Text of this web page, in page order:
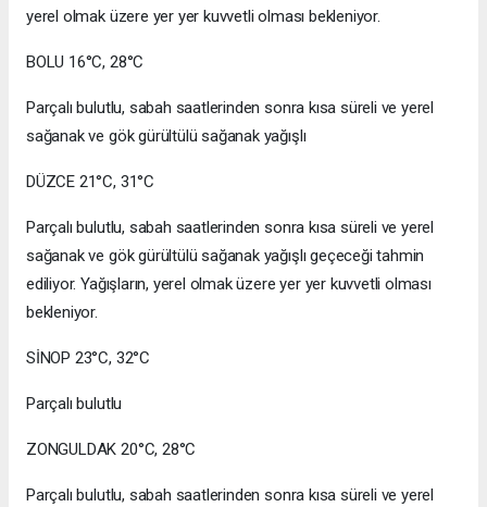
yerel olmak üzere yer yer kuvvetli olması bekleniyor.
BOLU 16°C, 28°C
Parçalı bulutlu, sabah saatlerinden sonra kısa süreli ve yerel
sağanak ve gök gürültülü sağanak yağışlı
DÜZCE 21°C, 31°C
Parçalı bulutlu, sabah saatlerinden sonra kısa süreli ve yerel
sağanak ve gök gürültülü sağanak yağışlı geçeceği tahmin
ediliyor. Yağışların, yerel olmak üzere yer yer kuvvetli olması
bekleniyor.
SİNOP 23°C, 32°C
Parçalı bulutlu
ZONGULDAK 20°C, 28°C
Parçalı bulutlu, sabah saatlerinden sonra kısa süreli ve yerel